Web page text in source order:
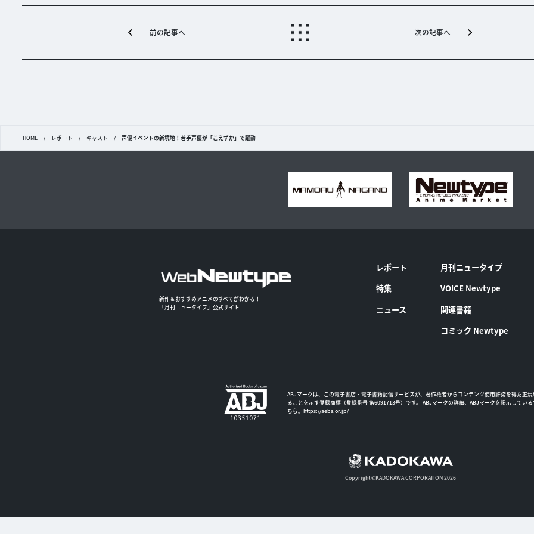
前の記事へ 次の記事へ
HOME / レポート / キャスト / 声優イベントの新境地！若手声優が「こえずか」で躍動
新作＆おすすめアニメのすべてがわかる！
「月刊ニュータイプ」公式サイト
レポート
特集
ニュース
月刊ニュータイプ
VOICE Newtype
関連書籍
コミック Newtype
ABJマークは、この電子書店・電子書籍配信サービスが、著作権者からコンテンツ使用許諾を得た正
ることを示す登録商標（登録番号 第6091713号）です。 ABJマークの詳細、ABJマークを掲示してい
ちら。 https://aebs.or.jp/
Copyright ©KADOKAWA CORPORATION 2026